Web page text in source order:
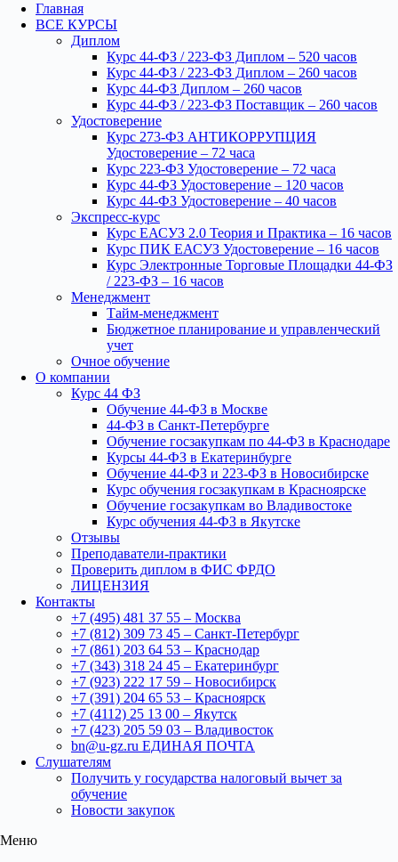
Главная
ВСЕ КУРСЫ
Диплом
Курс 44-ФЗ / 223-ФЗ Диплом – 520 часов
Курс 44-ФЗ / 223-ФЗ Диплом – 260 часов
Курс 44-ФЗ Диплом – 260 часов
Курс 44-ФЗ / 223-ФЗ Поставщик – 260 часов
Удостоверение
Курс 273-ФЗ АНТИКОРРУПЦИЯ
Удостоверение – 72 часа
Курс 223-ФЗ Удостоверение – 72 часа
Курс 44-ФЗ Удостоверение – 120 часов
Курс 44-ФЗ Удостоверение – 40 часов
Экспресс-курс
Курс ЕАСУЗ 2.0 Теория и Практика – 16 часов
Курс ПИК ЕАСУЗ Удостоверение – 16 часов
Курс Электронные Торговые Площадки 44-ФЗ
/ 223-ФЗ – 16 часов
Менеджмент
Тайм-менеджмент
Бюджетное планирование и управленческий
учет
Очное обучение
О компании
Курс 44 ФЗ
Обучение 44-ФЗ в Москве
44-ФЗ в Санкт-Петербурге
Обучение госзакупкам по 44-ФЗ в Краснодаре
Курсы 44-ФЗ в Екатеринбурге
Обучение 44-ФЗ и 223-ФЗ в Новосибирске
Курс обучения госзакупкам в Красноярске
Обучение госзакупкам во Владивостоке
Курс обучения 44-ФЗ в Якутске
Отзывы
Преподаватели-практики
Проверить диплом в ФИС ФРДО
ЛИЦЕНЗИЯ
Контакты
+7 (495) 481 37 55 – Москва
+7 (812) 309 73 45 – Санкт-Петербург
+7 (861) 203 64 53 – Краснодар
+7 (343) 318 24 45 – Екатеринбург
+7 (923) 222 17 59 – Новосибирск
+7 (391) 204 65 53 – Красноярск
+7 (4112) 25 13 00 – Якутск
+7 (423) 205 59 03 – Владивосток
bn@u-gz.ru ЕДИНАЯ ПОЧТА
Слушателям
Получить у государства налоговый вычет за
обучение
Новости закупок
Меню